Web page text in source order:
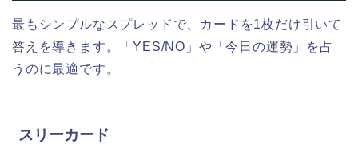
最もシンプルなスプレッドで、カードを1枚だけ引いて
答えを導きます。「YES/NO」や「今日の運勢」を占
うのに最適です。
スリーカード